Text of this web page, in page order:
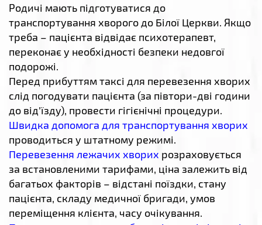
Родичі мають підготуватися до
транспортування хворого до Білої Церкви. Якщо
треба – пацієнта відвідає психотерапевт,
переконає у необхідності безпеки недовгої
подорожі.
Перед прибуттям таксі для перевезення хворих
слід погодувати пацієнта (за півтори-дві години
до від’їзду), провести гігієнічні процедури.
Швидка допомога для транспортування хворих
проводиться у штатному режимі.
Перевезення лежачих хворих розраховується
за встановленими тарифами, ціна залежить від
багатьох факторів – відстані поїздки, стану
пацієнта, складу медичної бригади, умов
переміщення клієнта, часу очікування.